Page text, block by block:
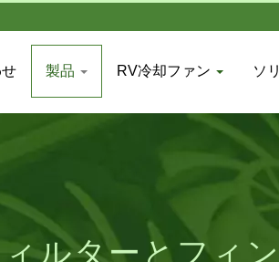
製品 RV冷却ファン ソ
ルターとフィ